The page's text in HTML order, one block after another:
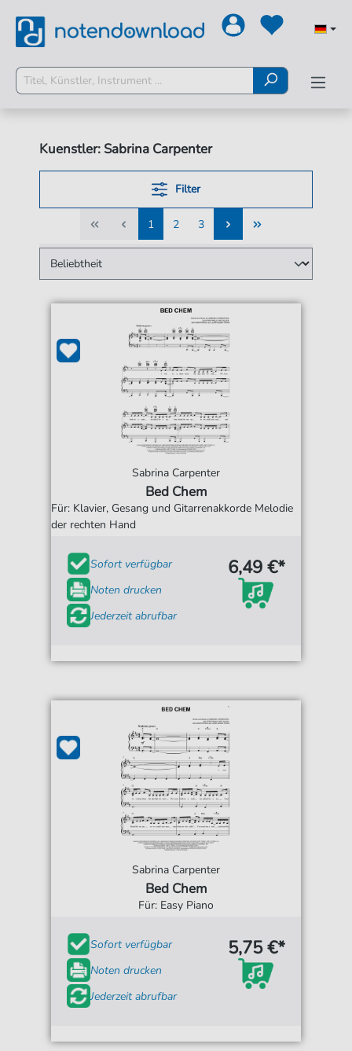
Kuenstler: Sabrina Carpenter
Filter
1
1
2
2
3
3
Sabrina Carpenter
Bed Chem
Für: Klavier, Gesang und Gitarrenakkorde Melodie
der rechten Hand
Sofort verfügbar
Noten drucken
Jederzeit abrufbar
6,49 €*
Sabrina Carpenter
Bed Chem
Für: Easy Piano
Sofort verfügbar
Noten drucken
Jederzeit abrufbar
5,75 €*